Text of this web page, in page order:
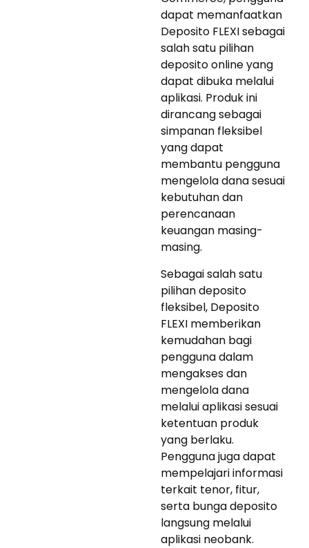
dapat memanfaatkan
Deposito FLEXI sebagai
salah satu pilihan
deposito online yang
dapat dibuka melalui
aplikasi. Produk ini
dirancang sebagai
simpanan fleksibel
yang dapat
membantu pengguna
mengelola dana sesuai
kebutuhan dan
perencanaan
keuangan masing-
masing.
Sebagai salah satu
pilihan deposito
fleksibel, Deposito
FLEXI memberikan
kemudahan bagi
pengguna dalam
mengakses dan
mengelola dana
melalui aplikasi sesuai
ketentuan produk
yang berlaku.
Pengguna juga dapat
mempelajari informasi
terkait tenor, fitur,
serta bunga deposito
langsung melalui
aplikasi neobank.